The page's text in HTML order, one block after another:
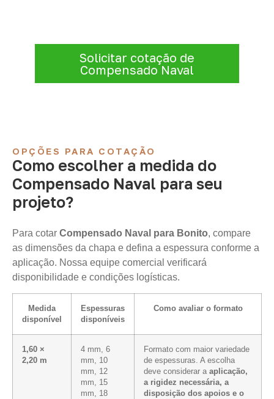
Solicitar cotação de
Compensado Naval
OPÇÕES PARA COTAÇÃO
Como escolher a medida do
Compensado Naval para seu
projeto?
Para cotar Compensado Naval para Bonito, compare
as dimensões da chapa e defina a espessura conforme a
aplicação. Nossa equipe comercial verificará
disponibilidade e condições logísticas.
Medida
disponível
Espessuras
disponíveis
Como avaliar o formato
1,60 ×
2,20 m
4 mm, 6
mm, 10
mm, 12
mm, 15
mm, 18
Formato com maior variedade
de espessuras. A escolha
deve considerar a aplicação,
a rigidez necessária, a
disposição dos apoios e o